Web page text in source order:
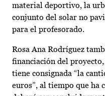
material deportivo, la
conjunto del solar no
para el profesorado.
Rosa Ana Rodríguez
financiación del
tiene consignada “la
euros”, al tiempo que ha